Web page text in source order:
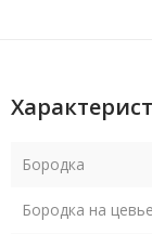
Бородка
Бородка на цевье